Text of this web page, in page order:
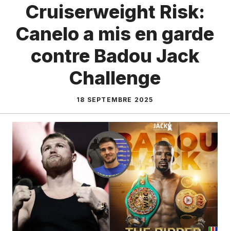
Cruiserweight Risk:
Canelo a mis en garde
contre Badou Jack
Challenge
18 SEPTEMBRE 2025